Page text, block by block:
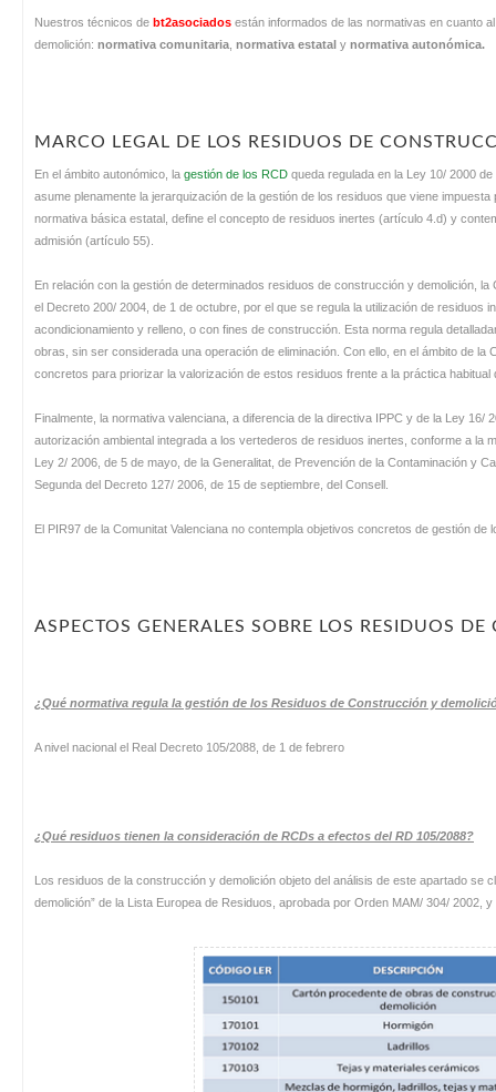
Nuestros técnicos de bt2asociados están informados de las normativas en cuanto
demolición: normativa comunitaria, normativa estatal y normativa autonómica.
MARCO LEGAL DE LOS RESIDUOS DE
En el ámbito autonómico, la gestión de los RCD queda regulada en la Ley 10/ 2000
asume plenamente la jerarquización de la gestión de los residuos que viene
normativa básica estatal, define el concepto de residuos inertes (artículo 4.d) y
admisión (artículo 55).
En relación con la gestión de determinados residuos de construcción y demolición,
el Decreto 200/ 2004, de 1 de octubre, por el que se regula la utilización de residuos
acondicionamiento y relleno, o con fines de construcción. Esta norma regula
obras, sin ser considerada una operación de eliminación. Con ello, en el ámbito de la
concretos para priorizar la valorización de estos residuos frente a la práctica
Finalmente, la normativa valenciana, a diferencia de la directiva IPPC y de la Ley 16/
autorización ambiental integrada a los vertederos de residuos inertes, conforme a la
Ley 2/ 2006, de 5 de mayo, de la Generalitat, de Prevención de la Contaminación y
Segunda del Decreto 127/ 2006, de 15 de septiembre, del Consell.
El PIR97 de la Comunitat Valenciana no contempla objetivos concretos de gestión de
ASPECTOS GENERALES SOBRE LOS RESIDUOS
¿Qué normativa regula la gestión de los Residuos de Construcción y
A nivel nacional el Real Decreto 105/2088, de 1 de febrero
¿Qué residuos tienen la consideración de RCDs a efectos del RD 105/2088?
Los residuos de la construcción y demolición objeto del análisis de este apartado se
demolición” de la Lista Europea de Residuos, aprobada por Orden MAM/ 304/ 2002,